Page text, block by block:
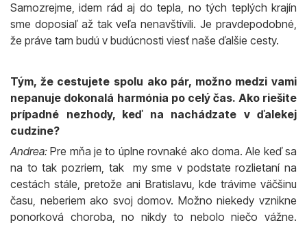
Samozrejme, idem rád aj do tepla, no tých teplých krajín
sme doposiaľ až tak veľa nenavštívili. Je pravdepodobné,
že práve tam budú v budúcnosti viesť naše ďalšie cesty.
Tým, že cestujete spolu ako pár, možno medzi vami
nepanuje dokonalá harmónia po celý čas. Ako riešite
prípadné nezhody, keď na nachádzate v ďalekej
cudzine?
Andrea:Pre mňa je to úplne rovnaké ako doma. Ale keď sa
na to tak pozriem, tak my sme v podstate rozlietaní na
cestách stále, pretože ani Bratislavu, kde trávime väčšinu
času, neberiem ako svoj domov. Možno niekedy vznikne
ponorková choroba, no nikdy to nebolo niečo vážne.